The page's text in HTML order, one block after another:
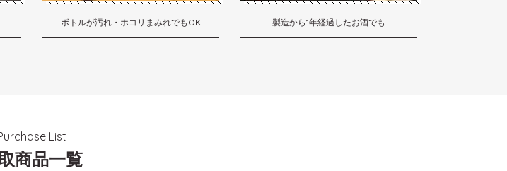
ボトルが汚れ・ホコリまみれでもOK 製造から1年経過したお酒でも
List
商品一覧